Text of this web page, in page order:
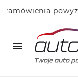
powyżej
